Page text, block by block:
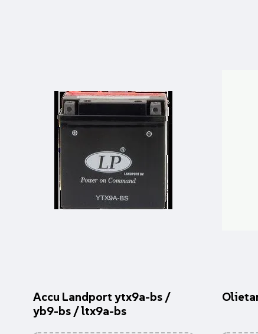
Accu Landport ytx9a-bs /
yb9-bs / ltx9a-bs